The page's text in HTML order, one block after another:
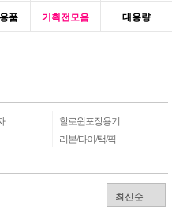
품 기획전모음 대용량
할로윈포장용기
리본/타이/택/픽